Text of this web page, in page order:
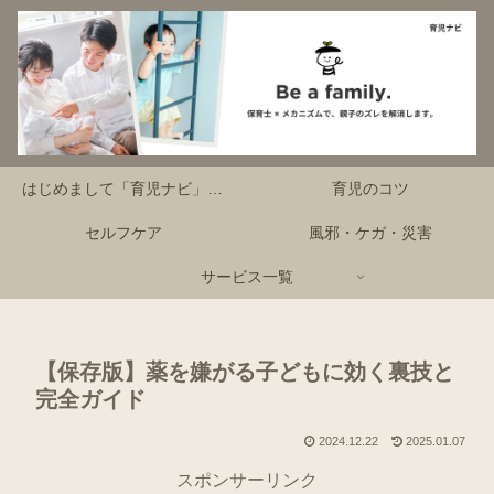
はじめまして「育児ナビ」です！ 育児のコツ
セルフケア 風邪・ケガ・災害
サービス一覧
【保存版】薬を嫌がる子どもに効く裏技と
完全ガイド
2024.12.22 2025.01.07
スポンサーリンク